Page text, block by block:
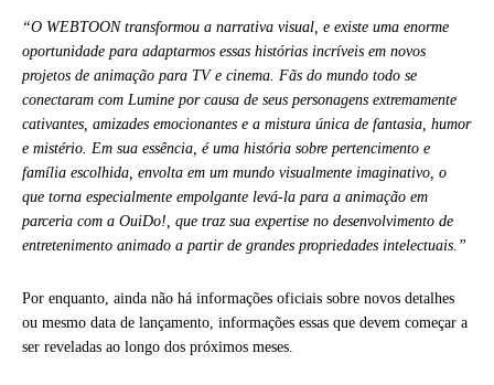
“O WEBTOON transformou a narrativa visual, e existe uma enorme
oportunidade para adaptarmos essas histórias incríveis em novos
projetos de animação para TV e cinema. Fãs do mundo todo se
conectaram com Lumine por causa de seus personagens extremamente
cativantes, amizades emocionantes e a mistura única de fantasia, humor
e mistério. Em sua essência, é uma história sobre pertencimento e
família escolhida, envolta em um mundo visualmente imaginativo, o
que torna especialmente empolgante levá-la para a animação em
parceria com a OuiDo!, que traz sua expertise no desenvolvimento de
entretenimento animado a partir de grandes propriedades intelectuais.”
Por enquanto, ainda não há informações oficiais sobre novos detalhes
ou mesmo data de lançamento, informações essas que devem começar a
ser reveladas ao longo dos próximos meses.